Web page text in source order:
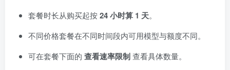
套餐时长从购买起按24 小时算 1 天。
不同价格套餐在不同时间段内可用模型与额度不同。
可在套餐下面的 查看速率限制查看具体数量。